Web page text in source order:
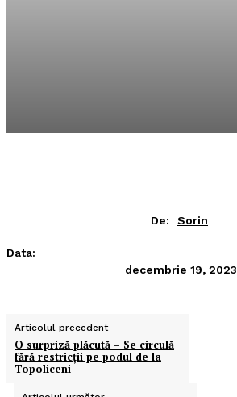
De: Sorin
Data:
decembrie 19, 2023
Articolul precedent
O surpriză plăcută – Se circulă
fără restricţii pe podul de la
Topoliceni